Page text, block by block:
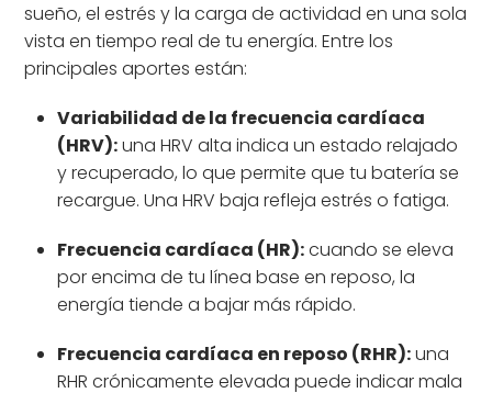
sueño, el estrés y la carga de actividad en una sola
vista en tiempo real de tu energía. Entre los
principales aportes están:
Variabilidad de la frecuencia cardíaca
(HRV):una HRV alta indica un estado relajado
y recuperado, lo que permite que tu batería se
recargue. Una HRV baja refleja estrés o fatiga.
Frecuencia cardíaca (HR):cuando se eleva
por encima de tu línea base en reposo, la
energía tiende a bajar más rápido.
Frecuencia cardíaca en reposo (RHR):una
RHR crónicamente elevada puede indicar mala